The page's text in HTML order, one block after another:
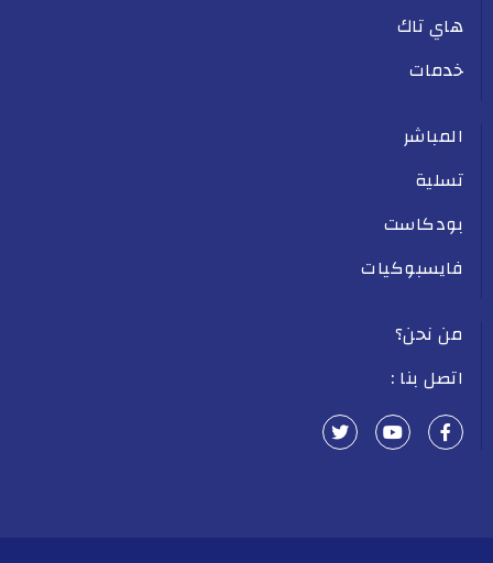
هاي تاك
خدمات
المباشر
تسلية
بودكاست
فايسبوكيات
من نحن؟
اتصل بنا :